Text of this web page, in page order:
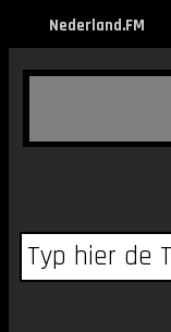
Nederland.FM